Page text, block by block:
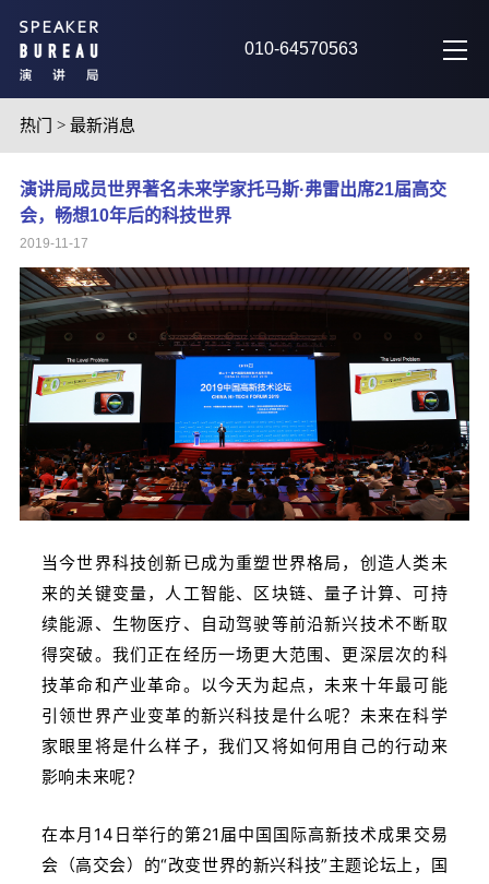
010-64570563
热门 > 最新消息
演讲局成员世界著名未来学家托马斯·弗雷出席21届高交
会，畅想10年后的科技世界
2019-11-17
当今世界科技创新已成为重塑世界格局，创造人类未
来的关键变量，人工智能、区块链、量子计算、可持
续能源、生物医疗、自动驾驶等前沿新兴技术不断取
得突破。我们正在经历一场更大范围、更深层次的科
技革命和产业革命。以今天为起点，未来十年最可能
引领世界产业变革的新兴科技是什么呢？未来在科学
家眼里将是什么样子，我们又将如何用自己的行动来
影响未来呢？
在本月14日举行的第21届中国国际高新技术成果交易
会（高交会）的“改变世界的新兴科技”主题论坛上，国